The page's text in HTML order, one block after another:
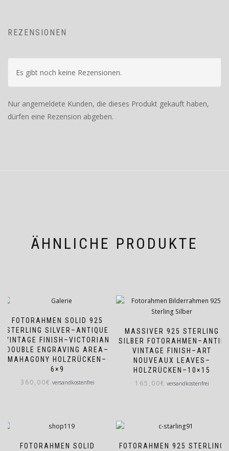
REZENSIONEN
Es gibt noch keine Rezensionen.
Nur angemeldete Kunden, die dieses Produkt gekauft haben,
dürfen eine Rezension abgeben.
ÄHNLICHE PRODUKTE
FOTORAHMEN SOLID 925
STERLING SILVER–ANTIQUE
VINTAGE FINISH–VICTORIAN
DOUBLE ENGRAVING AREA–
MAHAGONY HOLZRÜCKEN–
6×9
360,00€ versandkostenfrei
MASSIVER 925 STERLING
SILBER FOTORAHMEN–ANTIK
VINTAGE FINISH–ART
NOUVEAUX LEAVES–
HOLZRÜCKEN–10×15
165,00€ versandkostenfrei
FOTORAHMEN SOLID
FOTORAHMEN 925 STERLING